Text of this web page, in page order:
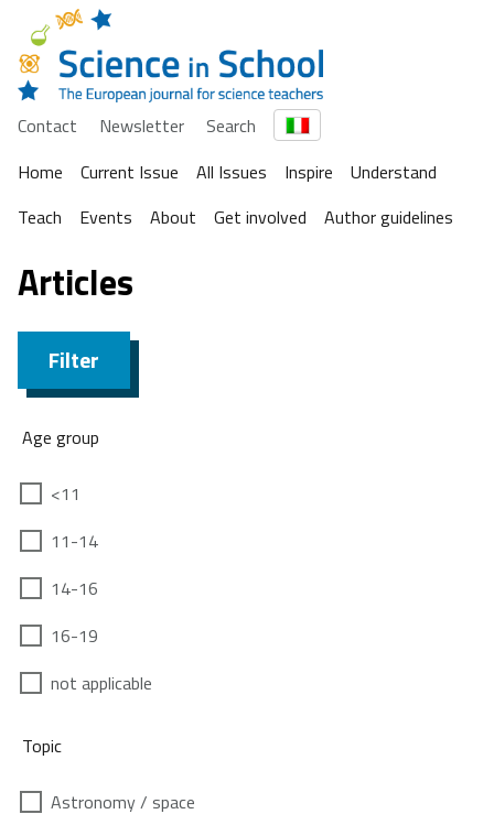
Contact Newsletter
Search
Home
Current Issue All Issues Inspire
Understand
Teach
Events About Get involved Author guidelines
Articles
Filter
Age group
<11
11-14
14-16
16-19
not applicable
Topic
Astronomy / space